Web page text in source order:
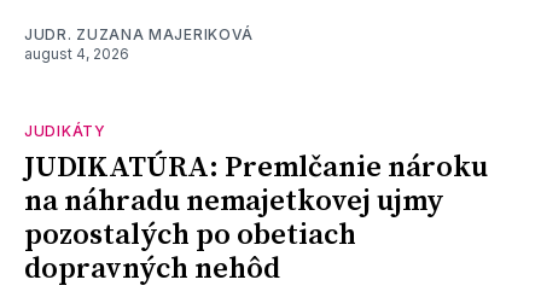
JUDR. ZUZANA MAJERIKOVÁ
august 4, 2026
JUDIKÁTY
JUDIKATÚRA: Premlčanie nároku
na náhradu nemajetkovej ujmy
pozostalých po obetiach
dopravných nehôd